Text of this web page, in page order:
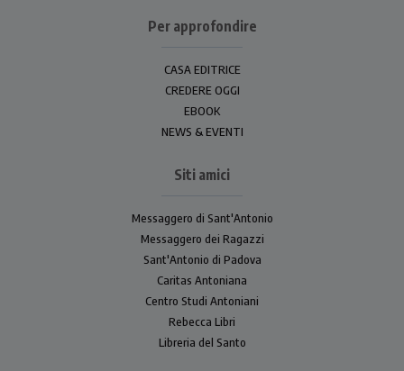
Per approfondire
CASA EDITRICE
CREDERE OGGI
EBOOK
NEWS & EVENTI
Siti amici
Messaggero di Sant'Antonio
Messaggero dei Ragazzi
Sant'Antonio di Padova
Caritas Antoniana
Centro Studi Antoniani
Rebecca Libri
Libreria del Santo